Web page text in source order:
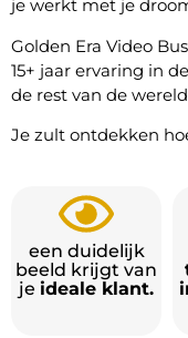
je werkt met je
Golden Era Video
15+ jaar ervaring in
de rest van de
Je zult ontdekken
een duidelijk
beeld krijgt van
je ideale klant.